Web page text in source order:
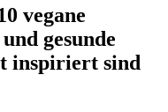
vegane
gesunde
inspiriert sind